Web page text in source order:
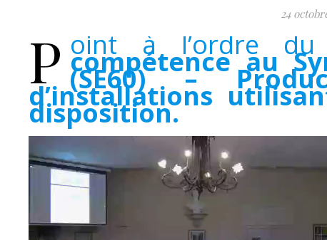
24
P oint à l’ordre
compétence au
(SE60) –
d’installations
disposition.